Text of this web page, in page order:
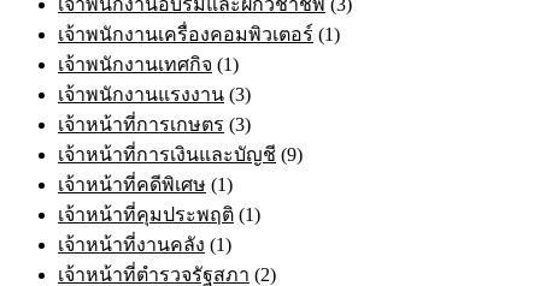
เจ้าพนักงานเครื่องคอมพิวเตอร์ (1)
เจ้าพนักงานเทศกิจ (1)
เจ้าพนักงานแรงงาน (3)
เจ้าหน้าที่การเกษตร (3)
เจ้าหน้าที่การเงินและบัญชี (9)
เจ้าหน้าที่คดีพิเศษ (1)
เจ้าหน้าที่คุมประพฤติ (1)
เจ้าหน้าที่งานคลัง (1)
เจ้าหน้าที่ตำรวจรัฐสภา (2)